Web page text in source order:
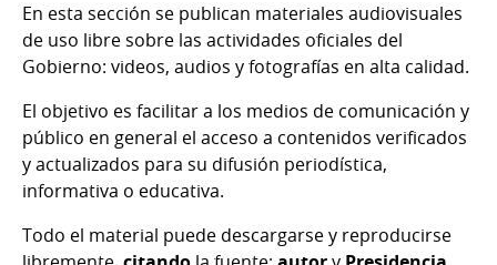
En esta sección se publican materiales audiovisuales
de uso libre sobre las actividades oficiales del
Gobierno: videos, audios y fotografías en alta calidad.
El objetivo es facilitar a los medios de comunicación y
público en general el acceso a contenidos verificados
y actualizados para su difusión periodística,
informativa o educativa.
Todo el material puede descargarse y reproducirse